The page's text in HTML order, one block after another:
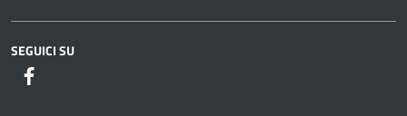
SEGUICI SU